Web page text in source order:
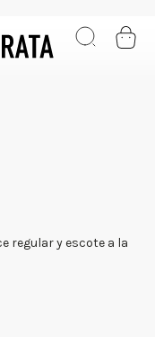
regular y escote a la